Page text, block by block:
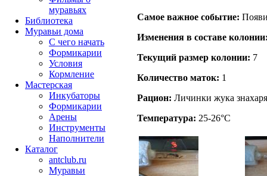
Самое важное событие:
Изменения в составе
Текущий размер кoлонии: 7
Количество маток: 1
Рацион: Личинки жука
Температура: 25-26°C
муравьях
Библиотека
Муравьи дома
С чего начать
Формикарии
Условия
Кормление
Мастерская
Инкубаторы
Формикарии
Арены
Инструменты
Наполнители
Каталог
antclub.ru
Муравьи